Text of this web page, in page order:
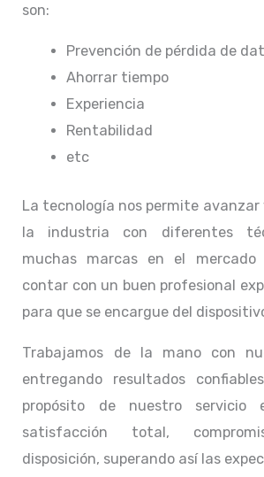
son:
Prevención de pérdida de
Ahorrar tiempo
Experiencia
Rentabilidad
etc
La tecnología nos permite avanzar
la industria con diferentes
muchas marcas en el mercado
contar con un buen profesional
para que se encargue del
Trabajamos de la mano con
entregando resultados
propósito de nuestro servicio
satisfacción total,
disposición, superando así las